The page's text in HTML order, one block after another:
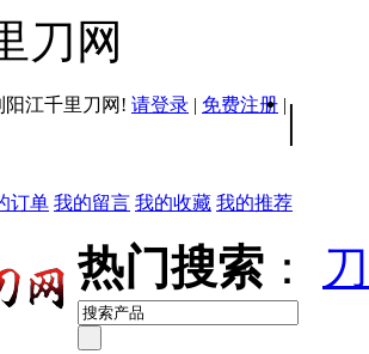
刀网
阳江千里刀网! 请登录 | 免费注册 | |
订单 我的留言 我的收藏 我的推荐
热门搜索 ：